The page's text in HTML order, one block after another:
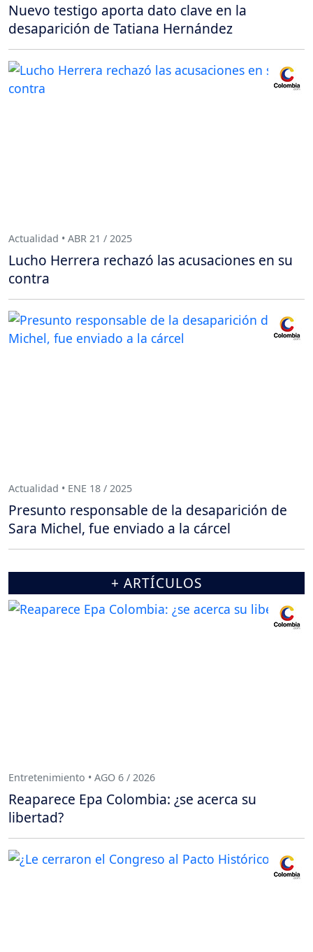
Nuevo testigo aporta dato clave en la
desaparición de Tatiana Hernández
Actualidad • ABR 21 / 2025
Lucho Herrera rechazó las acusaciones en su
contra
Actualidad • ENE 18 / 2025
Presunto responsable de la desaparición de
Sara Michel, fue enviado a la cárcel
+ ARTÍCULOS
Entretenimiento • AGO 6 / 2026
Reaparece Epa Colombia: ¿se acerca su
libertad?